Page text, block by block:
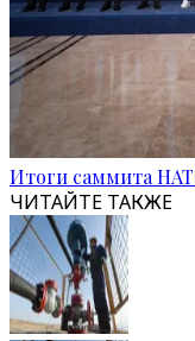
Итоги саммита
ЧИТАЙТЕ ТАКЖЕ